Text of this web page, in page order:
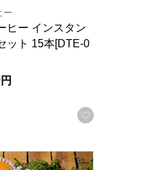
する
ー
ヒー インスタン
ット 15本[DTE-0
円
お気に入
【年間ギフト】
子アソート フラワーリー